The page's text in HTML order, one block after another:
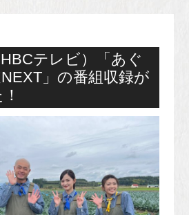
テレビ）「あぐ
」の番組収録が